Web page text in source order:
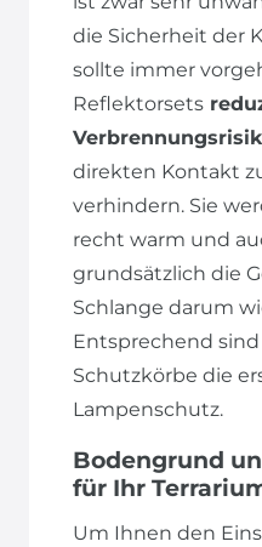
die Sicherheit der
sollte immer
Reflektorsets
direkten Kontakt
verhindern. Sie
recht warm und
grundsätzlich die
Schlange darum
Entsprechend
Schutzkörbe die
Lampenschutz.
Bodengrund
für Ihr
Um Ihnen den